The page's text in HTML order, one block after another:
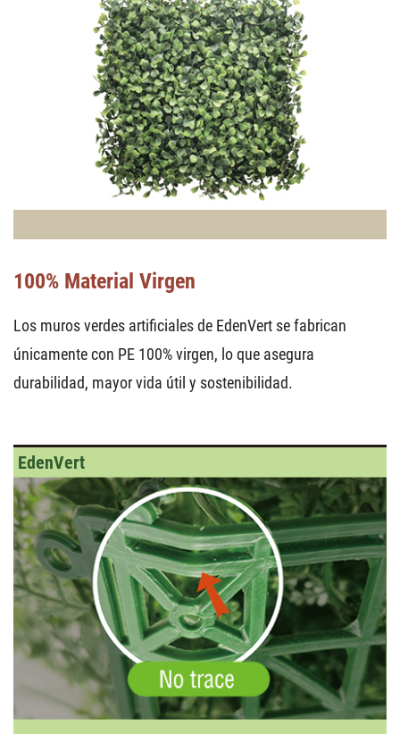
100% Material Virgen
Los muros verdes artificiales de EdenVert se fabrican
únicamente con PE 100% virgen, lo que asegura
durabilidad, mayor vida útil y sostenibilidad.